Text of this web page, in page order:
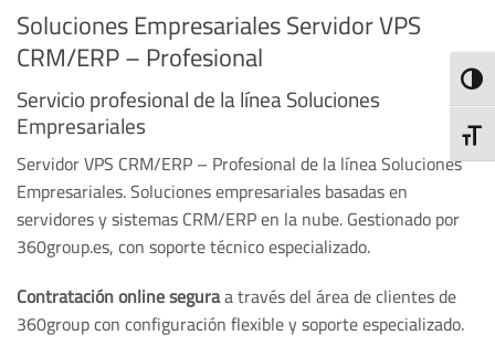
Soluciones Empresariales Servidor VPS
CRM/ERP – Profesional
Servicio profesional de la línea Soluciones
Empresariales
Servidor VPS CRM/ERP – Profesional de la línea Soluciones
Empresariales. Soluciones empresariales basadas en
servidores y sistemas CRM/ERP en la nube. Gestionado por
360group.es, con soporte técnico especializado.
Contratación online seguraa través del área de clientes de
360group con configuración flexible y soporte especializado.